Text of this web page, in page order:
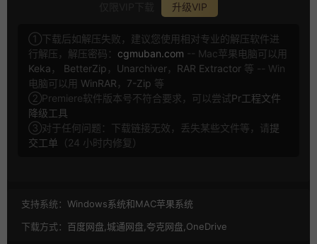
升级VIP
①下载后如解压失败，建议您使用相对专业的解压软件进
行解压，解压密码： cgmuban.com -- Mac苹果电脑可以用
Keka ， BetterZip ， Unarchiver， RAR Extractor 等 -- Win
电脑可以用 WinRAR ， 7-Zip 等
②Premiere软件版本号不符合要求，可以尝试Pr工程文件
降级工具
③对于任何问题：下载链接无效，丢失某些文件等，请提
交工单 （24 小时内修复）
支持系统： Windows系统和MAC苹果系统
下载方式： 百度网盘,城通网盘,夸克网盘,OneDrive